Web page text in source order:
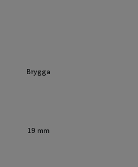
Brygga
19 mm